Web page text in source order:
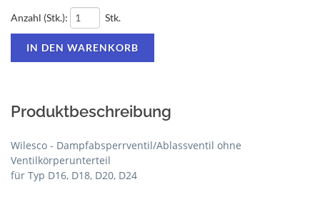
Anzahl (Stk.): Stk.
Produktbeschreibung
Wilesco - Dampfabsperrventil/Ablassventil ohne
Ventilkörperunterteil
für Typ D16, D18, D20, D24